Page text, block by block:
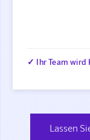
✓ Ihr Team
Lassen